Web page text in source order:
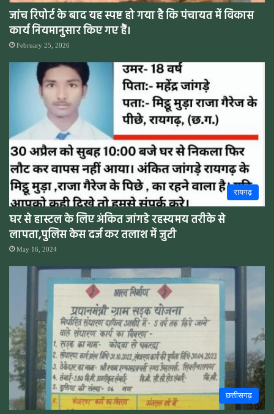
जांच रिपोर्ट के बाद यह स्पष्ट हो गया है कि पंचायत में विकास
कार्य नियमानुसार किए गए हैं।
February 25, 2026
रायगढ़
घर से हास्टल के लिए अंकित जांगडे रहस्यमय तरीके से
लापता,पुलिस केस दर्ज कर तलाश में जुटी
May 16, 2024
छत्तीसगढ़